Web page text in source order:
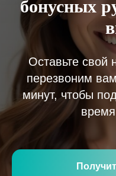
бонусных
Оставьте
перезвоним
минут, чтобы